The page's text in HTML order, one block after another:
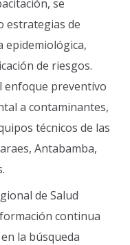
se
estrategias de
epidemiológica,
de riesgos.
enfoque preventivo
a contaminantes,
técnicos de las
Antabamba,
de Salud
continua
la búsqueda